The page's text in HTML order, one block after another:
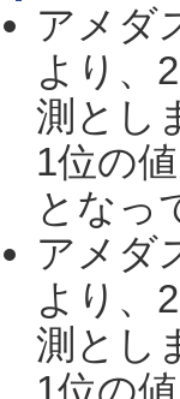
アメダ
より、
測とし
1位の
となっ
アメダ
より、
測とし
1位の